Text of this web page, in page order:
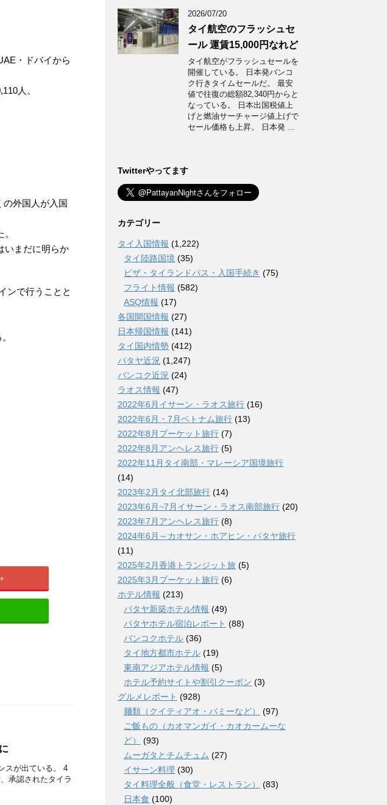
・ドバイから
人。
の外国人が入国
いまだに明らか
ンで行うことと
スが出ている。 4
承認されたタイラ
2026/07/20
タイ航空のフラッシュセ
ール 運賃15,000円なれど
タイ航空がフラッシュセールを
開催している。 日本発バンコ
ク行きタイムセールだ。 最安
値で往復の総額82,340円からと
なっている。 日本出国税値上
げと燃油サーチャージ値上げで
セール価格も上昇。 日本発 ...
Twitterやってます
カテゴリー
タイ入国情報 (1,222)
タイ陸路国境 (35)
ビザ・タイランドパス・入国手続き (75)
フライト情報 (582)
ASQ情報 (17)
各国開国情報 (27)
日本帰国情報 (141)
タイ国内情勢 (412)
パタヤ近況 (1,247)
バンコク近況 (24)
ラオス情報 (47)
2022年6月イサーン・ラオス旅行 (16)
2022年6月・7月ベトナム旅行 (13)
2022年8月プーケット旅行 (7)
2022年8月アンヘレス旅行 (5)
2022年11月タイ南部・マレーシア国境旅行
(14)
2023年2月タイ北部旅行 (14)
2023年6月~7月イサーン・ラオス南部旅行 (20)
2023年7月アンヘレス旅行 (8)
2024年6月～カオサン・ホアヒン・パタヤ旅行
(11)
2025年2月香港トランジット旅 (5)
2025年3月プーケット旅行 (6)
ホテル情報 (213)
パタヤ新築ホテル情報 (49)
パタヤホテル宿泊レポート (88)
バンコクホテル (36)
タイ地方都市ホテル (19)
東南アジアホテル情報 (5)
ホテル予約サイトや割引クーポン (3)
グルメレポート (928)
麺類（クイティアオ・バミーなど）
(97)
ご飯もの（カオマンガイ・カオカームーな
ど）
(93)
ムーガタとチムチュム (27)
イサーン料理 (30)
タイ料理全般（食堂・レストラン）
(83)
日本食 (100)